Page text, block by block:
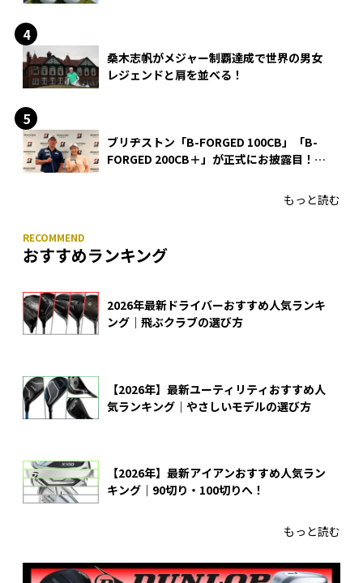
桑木志帆がメジャー制覇達成で世界の男女
レジェンドと肩を並べる！
ブリヂストン「B-FORGED 100CB」「B-
FORGED 200CB＋」が正式にお披露目！
もっと読む
おすすめランキング
2026年最新ドライバーおすすめ人気ランキ
ング｜飛ぶクラブの選び方
【2026年】最新ユーティリティおすすめ人
気ランキング｜やさしいモデルの選び方
【2026年】最新アイアンおすすめ人気ラン
キング｜90切り・100切りへ！
もっと読む